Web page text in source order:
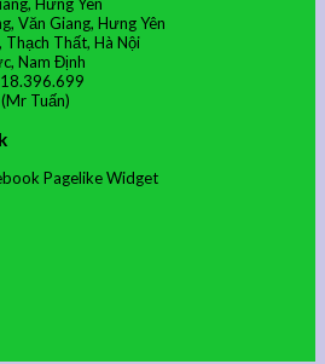
Văn Giang, Hưng Yên
Thất, Hà Nội
Nam Định
Tuấn)